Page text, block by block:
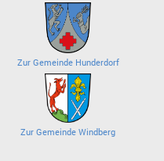
Zur Gemeinde Hunderdorf
Zur Gemeinde Windberg